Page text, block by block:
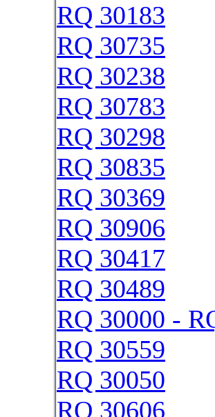
RQ 30183
RQ 30735
RQ 30238
RQ 30783
RQ 30298
RQ 30835
RQ 30369
RQ 30906
RQ 30417
RQ 30489
RQ 30000 -
RQ 30559
RQ 30050
RQ 30606